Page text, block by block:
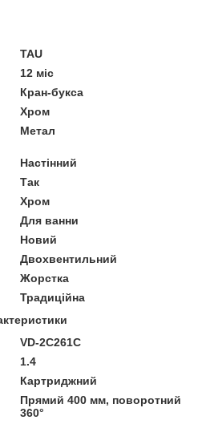
TAU
12 міс
Кран-букса
Хром
Метал
Настінний
Так
Хром
Для ванни
Новий
Двохвентильний
Жорстка
Традиційна
VD-2C261C
1.4
Картриджний
Прямий 400 мм, поворотний
360°